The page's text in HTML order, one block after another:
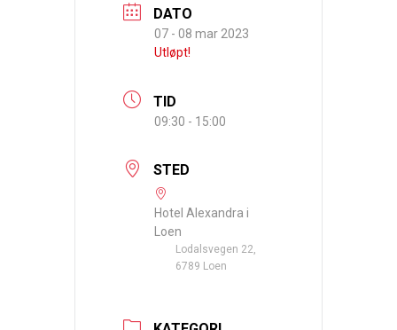
DATO
07 - 08 mar 2023
Utløpt!
TID
09:30 - 15:00
STED
Hotel Alexandra i
Loen
Lodalsvegen 22,
6789 Loen